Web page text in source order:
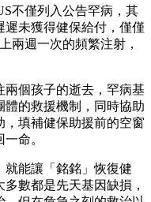
不僅列入公告罕病，其
未獲得健保給付，僅僅
兩週一次的頻繁注射，
個孩子的逝去，罕病基
的救援機制，同時協助
填補健保助援前的空窗
命。
能讓「銘銘」恢復健
數都是先天基因缺損，